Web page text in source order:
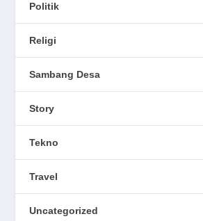
Politik
Religi
Sambang Desa
Story
Tekno
Travel
Uncategorized